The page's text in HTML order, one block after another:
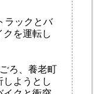
ラックとバ
クを運転し
ろ、養老町
しようとし